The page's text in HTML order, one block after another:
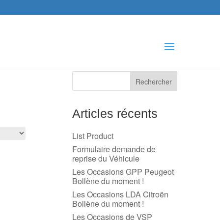
Articles récents
List Product
Formulaire demande de
reprise du Véhicule
Les Occasions GPP Peugeot
Bollène du moment !
Les Occasions LDA Citroën
Bollène du moment !
Les Occasions de VSP